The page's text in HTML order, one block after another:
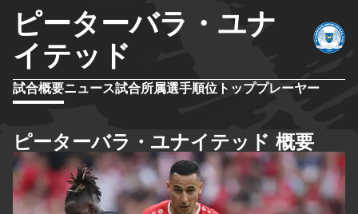
ピーターバラ・ユナ
イテッド
試合概要ニュース試合所属選手順位 トッププレーヤー
ピーターバラ・ユナイテッド 概要